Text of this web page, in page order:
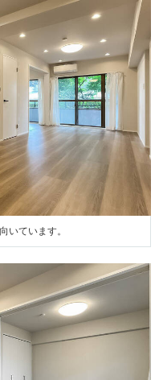
いています。